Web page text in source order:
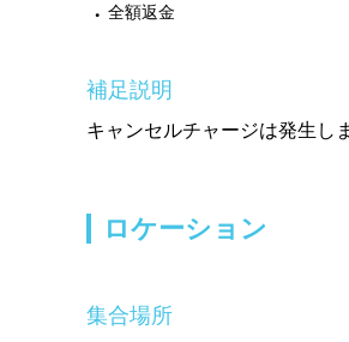
全額返金
補足説明
キャンセルチャージは発生し
ロケーション
集合場所